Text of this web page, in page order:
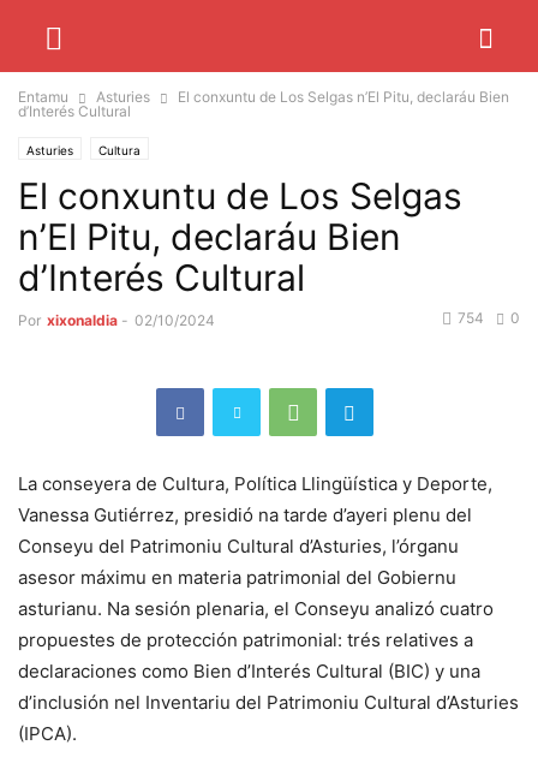
Entamu Asturies
El conxuntu de Los Selgas n’El Pitu, declaráu Bien
d’Interés Cultural
Asturies Cultura
El conxuntu de Los Selgas
n’El Pitu, declaráu Bien
d’Interés Cultural
Por xixonaldia - 02/10/2024 0
754
La conseyera de Cultura, Política Llingüística y Deporte,
Vanessa Gutiérrez, presidió na tarde d’ayeri plenu del
Conseyu del Patrimoniu Cultural d’Asturies, l’órganu
asesor máximu en materia patrimonial del Gobiernu
asturianu. Na sesión plenaria, el Conseyu analizó cuatro
propuestes de protección patrimonial: trés relatives a
declaraciones como Bien d’Interés Cultural (BIC) y una
d’inclusión nel Inventariu del Patrimoniu Cultural d’Asturies
(IPCA).